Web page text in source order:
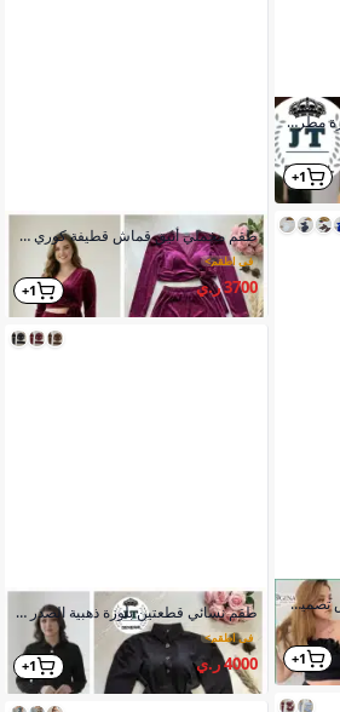
طقم نسائي قطعتين بلوزة قصيرة مطرزة أمامي بنطلون شيفون فضفاض عريض
1+
طقم فنيلة وفوطة مقلم استرتش تصميم عصري فري سايز
1+
طقم مخملي أنيق قماش قطيفة كوري درجة أولى ياقة أنيقة مع حزام مميز
في اطقم>
3700 ر.ي 1+
طقم نسائي قطعتين بلوزة ذهبية الصدر وبنطلون واسع حرير باربي
في اطقم>
4000 ر.ي 1+